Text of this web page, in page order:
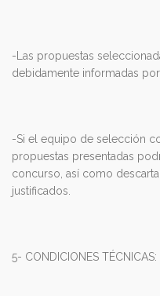
-Las propuestas
debidamente informadas
-Si el equipo de selección
propuestas presentadas
concurso, así como
justificados.
5- CONDICIONES TÉCNICAS: